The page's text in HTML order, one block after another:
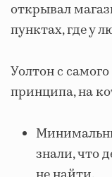
открывал
пунктах, где у
Уолтон с
принципа, на
знали, что